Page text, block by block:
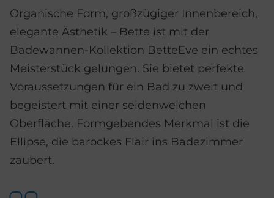
Organische Form, großzügiger Innenbereich,
elegante Ästhetik – Bette ist mit der
Badewannen-Kollektion BetteEve ein echtes
Meisterstück gelungen. Sie bietet perfekte
Voraussetzungen für ein Bad zu zweit und
begeistert mit einer seidenweichen
Oberfläche. Formgebendes Merkmal ist die
Ellipse, die barockes Flair ins Badezimmer
zaubert.